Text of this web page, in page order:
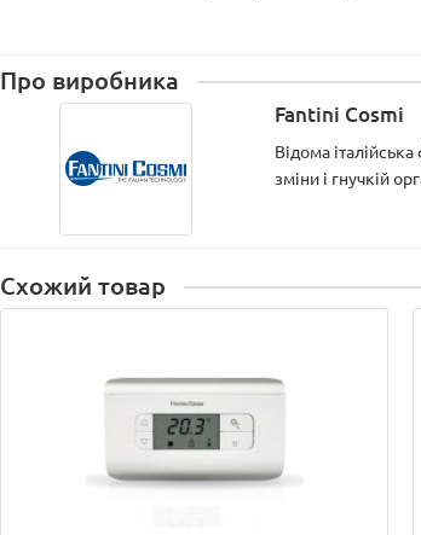
Про виробника
Fantini Cosmi
Відома
зміни і гнучкій
Схожий товар